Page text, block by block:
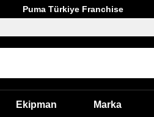
Puma Türkiye Franchise
Ekipman Marka